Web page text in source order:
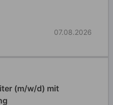
07.08.2026
(m/w/d) mit